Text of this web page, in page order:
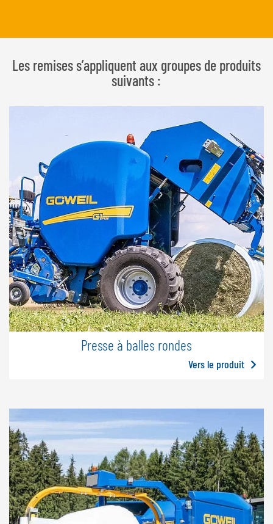
Les remises s’appliquent aux groupes de produits
suivants :
Presse à balles rondes
Vers le produit